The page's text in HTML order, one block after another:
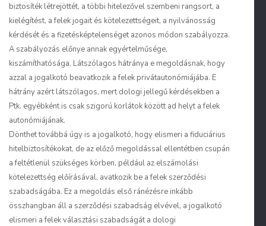
biztosíték létrejöttét, a többi hitelezővel szembeni rangsort, a
kielégítést, a felek jogait és kötelezettségeit, a nyilvánosság
kérdését és a fizetésképtelenséget azonos módon szabályozza.
A szabályozás előnye annak egyértelműsége,
kiszámíthatósága. Látszólagos hátránya e megoldásnak, hogy
azzal a jogalkotó beavatkozik a felek privátautonómiájába. E
hátrány azért látszólagos, mert dologi jellegű kérdésekben a
Ptk. egyébként is csak szigorú korlátok között ad helyt a felek
autonómiájának.
Dönthet továbbá úgy is a jogalkotó, hogy elismeri a fiduciárius
hitelbiztosítékokat, de az előző megoldással ellentétben csupán
a feltétlenül szükséges körben, például az elszámolási
kötelezettség előírásával, avatkozik be a felek szerződési
szabadságába. Ez a megoldás első ránézésre inkább
összhangban áll a szerződési szabadság elvével, a jogalkotó
elismeri a felek választási szabadságát a dologi